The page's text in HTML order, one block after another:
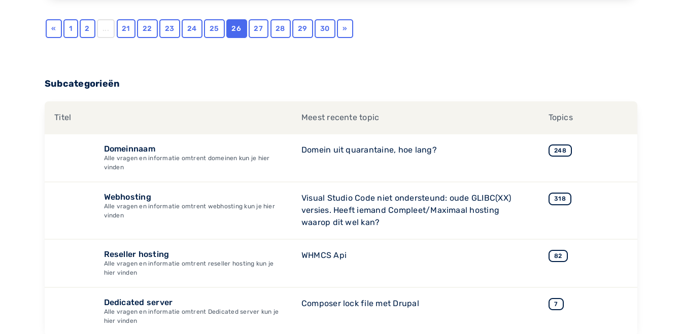
« 1 2 ... 21 22 23 24 25 26 27 28 29 30 »
Subcategorieën
Titel Meest recente topic Topics
Domeinnaam
Alle vragen en informatie omtrent domeinen kun je hier
vinden
Domein uit quarantaine, hoe lang? 248
Webhosting
Alle vragen en informatie omtrent webhosting kun je hier
vinden
Visual Studio Code niet ondersteund: oude GLIBC(XX)
versies. Heeft iemand Compleet/Maximaal hosting
waarop dit wel kan?
318
Reseller hosting
Alle vragen en informatie omtrent reseller hosting kun je
hier vinden
WHMCS Api 82
Dedicated server
Alle vragen en informatie omtrent Dedicated server kun je
hier vinden
Composer lock file met Drupal 7